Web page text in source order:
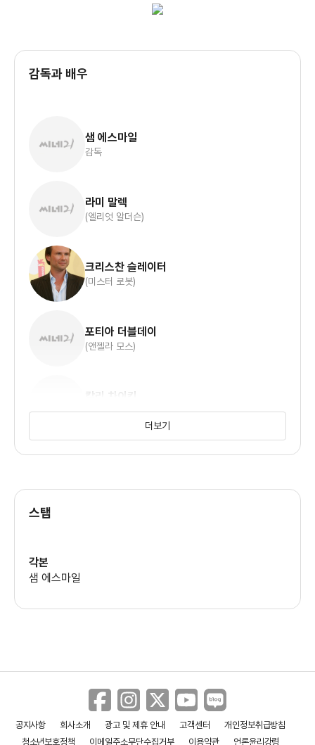
언더그라운드 해커 그룹이 스카우트하면서
감독과 배우
샘 에스마일
감독
라미 말렉
(엘리엇 알더슨)
크리스찬 슬레이터
(미스터 로봇)
포티아 더블데이
(앤젤라 모스)
칼리 차이킨
(달렌)
더보기
스탭
각본
샘 에스마일
공지사항 회사소개 광고 및 제휴 안내 고객센터
개인정보취급방침
청소년보호정책
이메일주소무단수집거부 이용약관 언론윤리강령